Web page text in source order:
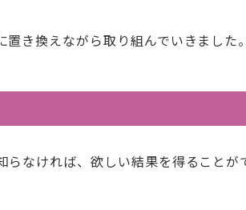
き換えながら取り組んでいきました
らなければ、欲しい結果を得ることが